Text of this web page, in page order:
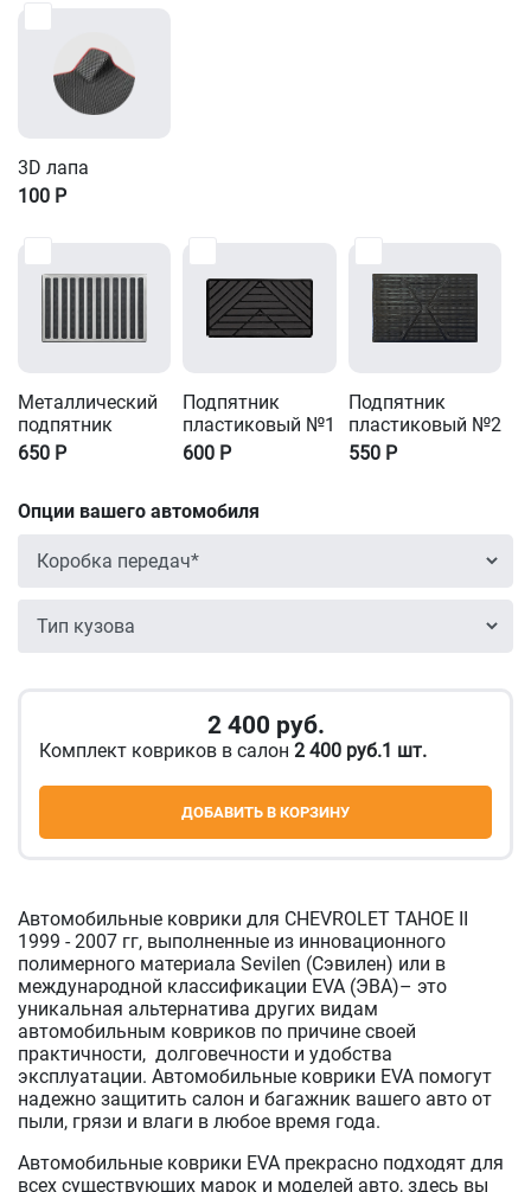
3D лапа
100 Р
Металлический
подпятник
650 Р
Подпятник
пластиковый №1
600 Р
Подпятник
пластиковый №2
550 Р
Опции вашего автомобиля
2 400 руб.
Комплект ковриков в салон 2 400 руб.1 шт.
ДОБАВИТЬ В КОРЗИНУ
Автомобильные коврики для CHEVROLET TAHOE II
1999 - 2007 гг, выполненные из инновационного
полимерного материала Sevilen (Сэвилен) или в
международной классификации EVA (ЭВА)– это
уникальная альтернатива других видам
автомобильным ковриков по причине своей
практичности, долговечности и удобства
эксплуатации. Автомобильные коврики EVA помогут
надежно защитить салон и багажник вашего авто от
пыли, грязи и влаги в любое время года.
Автомобильные коврики EVA прекрасно подходят для
всех существующих марок и моделей авто, здесь вы